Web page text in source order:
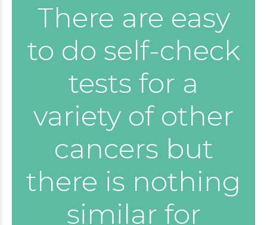
There are easy
to do self-check
tests for a
variety of other
cancers but
there is nothing
similar for